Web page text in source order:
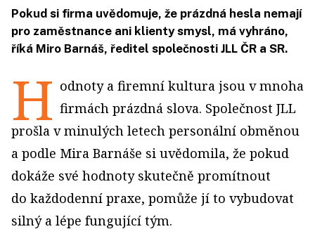
Pokud si firma uvědomuje, že prázdná hesla nemají
pro zaměstnance ani klienty smysl, má vyhráno,
říká Miro Barnáš, ředitel společnosti JLL ČR a SR.
H odnoty a firemní kultura jsou v mnoha
firmách prázdná slova. Společnost JLL
prošla v minulých letech personální obměnou
a podle Mira Barnáše si uvědomila, že pokud
dokáže své hodnoty skutečně promítnout
do každodenní praxe, pomůže jí to vybudovat
silný a lépe fungující tým.